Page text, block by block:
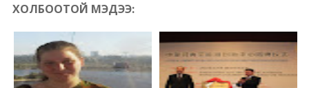
ХОЛБООТОЙ МЭДЭЭ: